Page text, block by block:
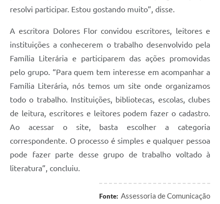
resolvi participar. Estou gostando muito”, disse.
A escritora Dolores Flor convidou escritores, leitores e
instituições a conhecerem o trabalho desenvolvido pela
Família Literária e participarem das ações promovidas
pelo grupo. “Para quem tem interesse em acompanhar a
Família Literária, nós temos um site onde organizamos
todo o trabalho. Instituições, bibliotecas, escolas, clubes
de leitura, escritores e leitores podem fazer o cadastro.
Ao acessar o site, basta escolher a categoria
correspondente. O processo é simples e qualquer pessoa
pode fazer parte desse grupo de trabalho voltado à
literatura”, concluiu.
Fonte: Assessoria de Comunicação